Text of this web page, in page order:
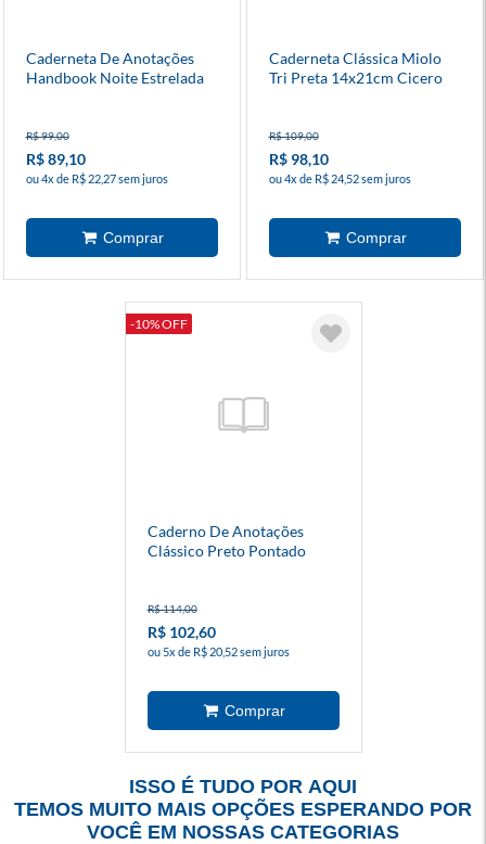
Caderneta De Anotações
Handbook Noite Estrelada
R$ 99,00
R$ 89,10
ou 4x de R$ 22,27 sem juros
Caderneta Clássica Miolo
Tri Preta 14x21cm Cicero
R$ 109,00
R$ 98,10
ou 4x de R$ 24,52 sem juros
-10% OFF
Caderno De Anotações
Clássico Preto Pontado
R$ 114,00
R$ 102,60
ou 5x de R$ 20,52 sem juros
ISSO É TUDO POR AQUI
TEMOS MUITO MAIS OPÇÕES ESPERANDO POR
VOCÊ EM NOSSAS CATEGORIAS